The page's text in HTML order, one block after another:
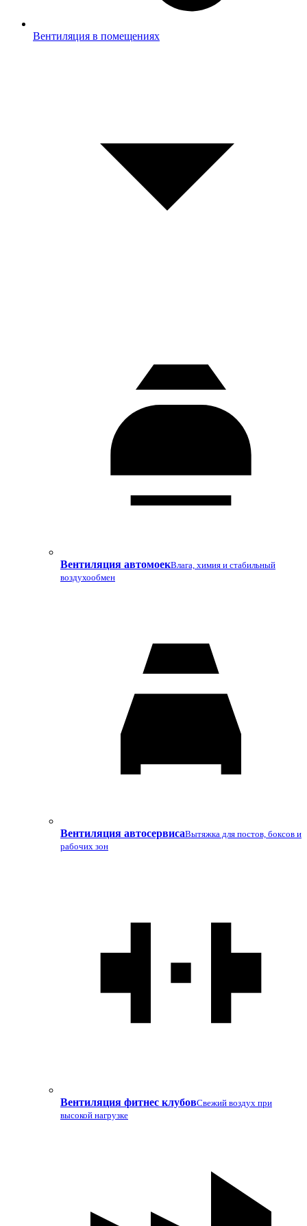
Вентиляция в помещениях
Вентиляция автомоекВлага, химия и стабильный
воздухообмен
Вентиляция автосервисаВытяжка для постов, боксов и
рабочих зон
Вентиляция фитнес клубовСвежий воздух при
высокой нагрузке